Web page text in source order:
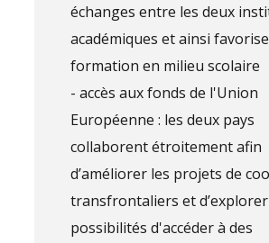
échanges entre les deux
académiques et ainsi
formation en milieu scolaire
- accès aux fonds de l'Union
Européenne : les deux pays
collaborent étroitement afin
d’améliorer les projets de
transfrontaliers et
possibilités d'accéder à des